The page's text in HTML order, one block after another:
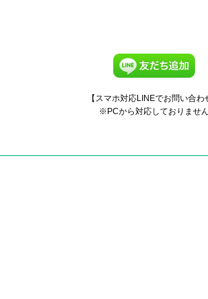
【スマホ対応LINEでお問い合わ
※PCから対応しておりません